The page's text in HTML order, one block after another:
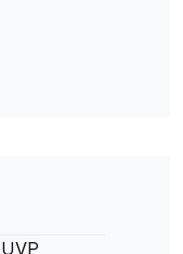
UVP